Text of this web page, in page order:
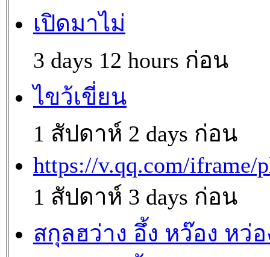
เปิดมาไม่
3 days 12 hours ก่อน
ไขว้เขี่ยน
1 สัปดาห์ 2 days ก่อน
https://v.qq.com/iframe/
1 สัปดาห์ 3 days ก่อน
สกุลฮว่าง อึ้ง หว๊อง หว่อ